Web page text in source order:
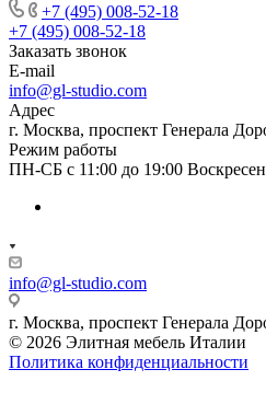
+7 (495) 008-52-18
+7 (495) 008-52-18
Заказать звонок
E-mail
info@gl-studio.com
Адрес
г. Москва, проспект Генерала
Режим работы
ПН-СБ с 11:00 до 19:00
info@gl-studio.com
г. Москва, проспект Генерала
© 2026 Элитнaя мeбeль Итaлии
Политика конфиденциальности